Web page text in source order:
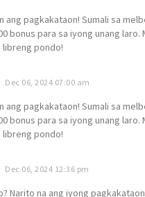
ang pagkakataon! Sumali sa
bonus para sa iyong unang
pondo!
Dec 06, 2024 07:00 am
ang pagkakataon! Sumali sa
bonus para sa iyong unang
pondo!
Dec 06, 2024 12:36 pm
Narito na ang iyong